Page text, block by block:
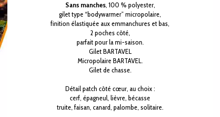
Sans manches, 100 % polyester,
gilet type “bodywarmer” micropolaire,
finition élastiquée aux emmanchures et bas,
2 poches côté,
parfait pour la mi-saison.
Gilet BARTAVEL
Micropolaire BARTAVEL.
Gilet de chasse.
Détail patch côté cœur, au choix :
cerf, épagneul, lièvre, bécasse
truite, faisan, canard, palombe, solitaire.